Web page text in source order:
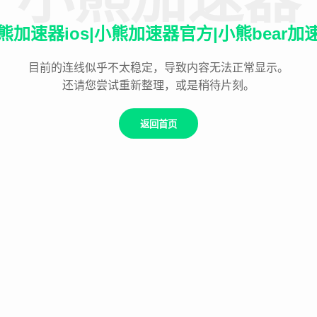
加速器ios|小熊加速器官方|小熊bear加
目前的连线似乎不太稳定，导致内容无法正常显示。
还请您尝试重新整理，或是稍待片刻。
返回首页